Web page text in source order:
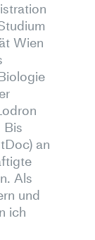
Wien
Bis
an
Als
und
ich